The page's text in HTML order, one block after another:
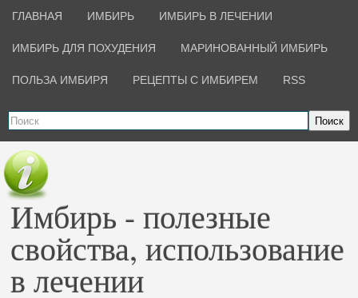
ГЛАВНАЯ ИМБИРЬ ИМБИРЬ В ЛЕЧЕНИИ
ИМБИРЬ ДЛЯ ПОХУДЕНИЯ МАРИНОВАННЫЙ ИМБИРЬ
ПОЛЬЗА ИМБИРЯ РЕЦЕПТЫ С ИМБИРЕМ RSS
Поиск
Имбирь - полезные
свойства, использование
в лечении